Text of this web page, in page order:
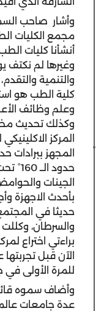
وأشار صاحب
مجمع الكليات
أنشأنا كليات
وغيرها لم نكتف
والتنمية
كلية الطب هو
وعلم وظائف
وكذلك تحديث
المركز
المجهز ببرادات
حدود
الجينات
بأحدث الاجهزة
حديثا في
والسرطان،
براءتي اختراع
الآن قبل
للمرة الأولى
وأضاف سموه
عدة جامعات